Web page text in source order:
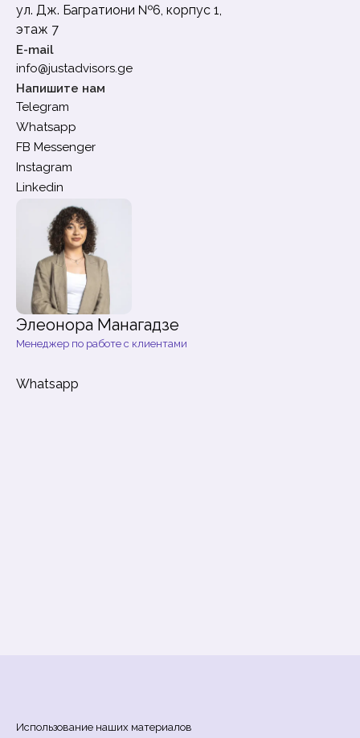
Элеонора Манагадзе
Менеджер по работе с клиентами
Whatsapp
ул. Дж. Багратиони №6, корпус 1,
этаж 7
E-mail
info@justadvisors.ge
Напишите нам
Telegram
Whatsapp
FB Messenger
Instagram
Linkedin
Использование наших материалов